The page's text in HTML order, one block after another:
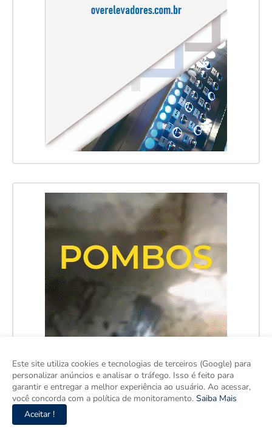
Este site utiliza cookies e tecnologias de terceiros (Google) para
personalizar anúncios e analisar o tráfego. Isso é feito para
garantir e entregar a melhor experiência ao usuário. Ao acessar,
você concorda com a política de monitoramento. Saiba Mais
Aceitar !